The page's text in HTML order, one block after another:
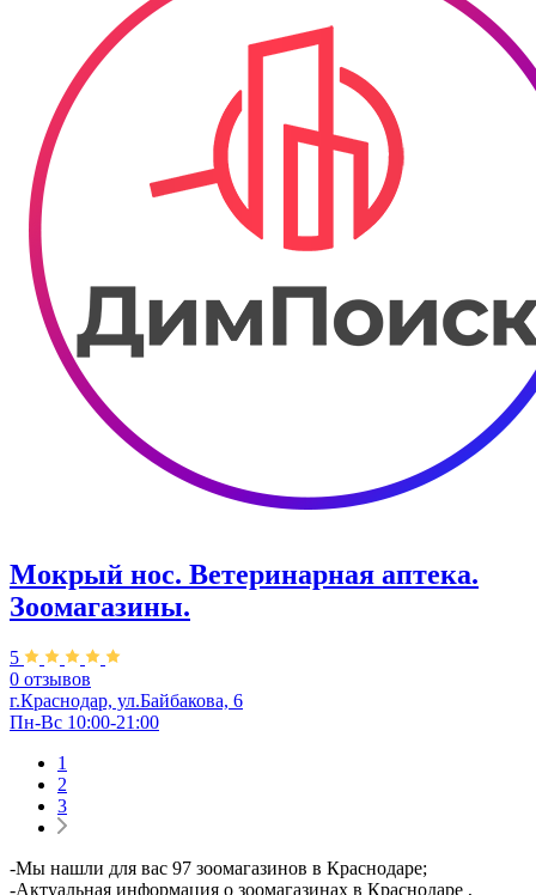
Мокрый нос. Ветеринарная аптека.
Зоомагазины.
5
0 отзывов
г.Краснодар, ул.Байбакова, 6
Пн-Вс 10:00-21:00
1
2
3
-Мы нашли для вас 97 зоомагазинов в Краснодаре;
-Актуальная информация о зоомагазинах в Краснодаре ,